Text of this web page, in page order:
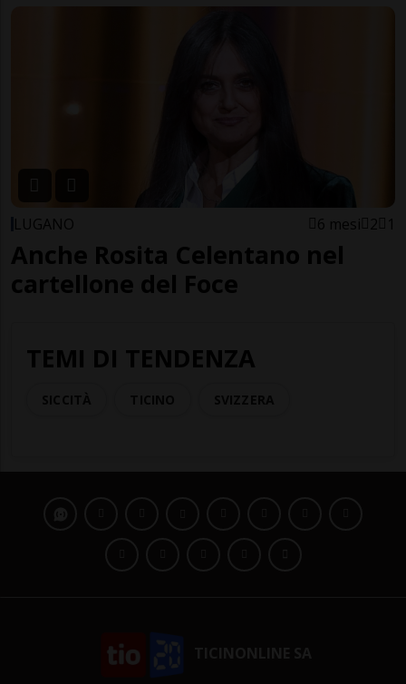
LUGANO 6 mesi 2 1
Anche Rosita Celentano nel
cartellone del Foce
TEMI DI TENDENZA